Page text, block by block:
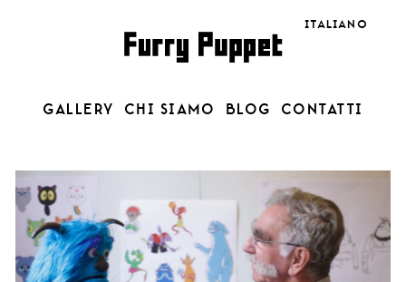
GALLERY CHI SIAMO BLOG CONTATTI
Language